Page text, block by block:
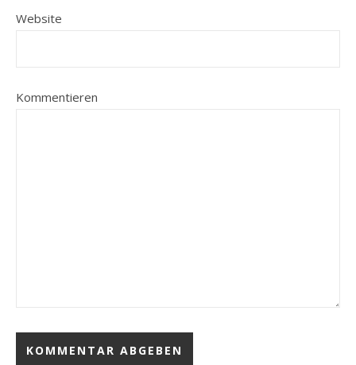
Website
Kommentieren